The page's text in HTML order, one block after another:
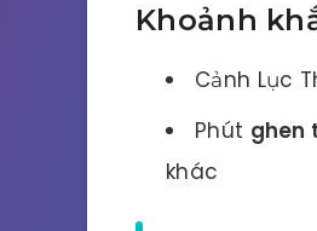
Khoảnh
Cảnh Lục
Phút ghen
khác